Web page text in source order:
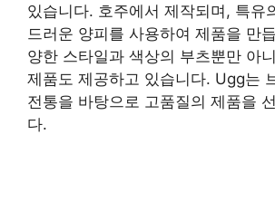
있습니다. 호주에서 제작되며, 특유
드러운 양피를 사용하여 제품을 만
양한 스타일과 색상의 부츠뿐만 아
제품도 제공하고 있습니다. Ugg는
전통을 바탕으로 고품질의 제품을
다.